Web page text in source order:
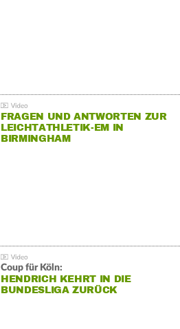
FRAGEN UND ANTWORTEN ZUR
LEICHTATHLETIK-EM IN
BIRMINGHAM
Coup für Köln:
HENDRICH KEHRT IN DIE
BUNDESLIGA ZURÜCK